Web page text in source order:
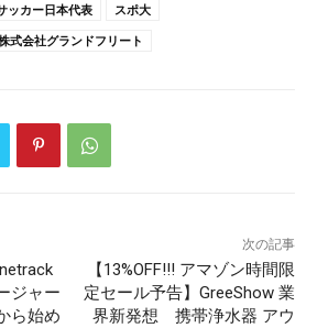
ッカー日本代表
スポ大
式会社グランドフリート
ジャー
ら始め
次の記事
【13%OFF!!! アマゾン時間限
定セール予告】GreeShow 業
界新発想 携帯浄水器 アウ